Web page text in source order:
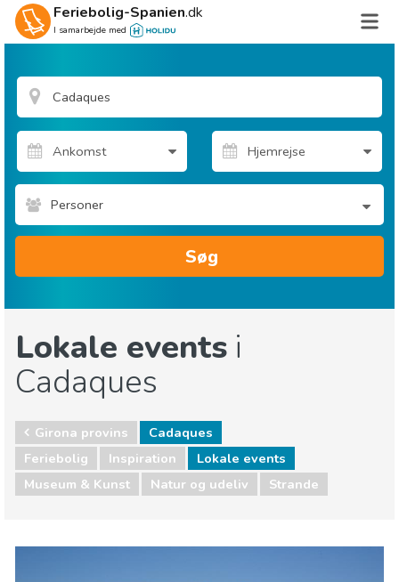
Feriebolig-Spanien.dk
I samarbejde med
Personer
Søg
Lokale events i
Cadaques
Girona provins
Cadaques
Feriebolig
Inspiration
Lokale events
Museum & Kunst
Natur og udeliv Strande